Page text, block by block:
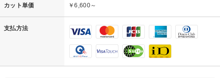
カット単価 ￥6,600～
支払方法